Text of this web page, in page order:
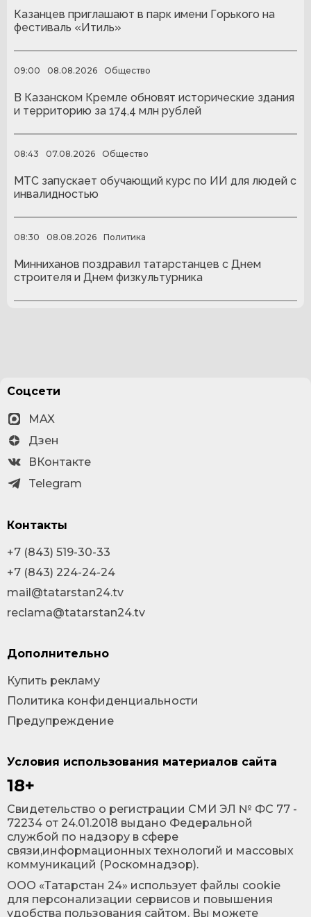
Казанцев приглашают в парк имени Горького на
фестиваль «Итиль»
09:00 08.08.2026 Общество
В Казанском Кремле обновят исторические здания
и территорию за 174,4 млн рублей
08:43 07.08.2026 Общество
МТС запускает обучающий курс по ИИ для людей с
инвалидностью
08:30 08.08.2026 Политика
Минниханов поздравил татарстанцев с Днем
строителя и Днем физкультурника
Условия использования материалов сайта
18+
Cвидетельство о регистрации СМИ ЭЛ № ФС 77 -
72234 от 24.01.2018 выдано Федеральной
службой по надзору в сфере
связи,информационных технологий и массовых
коммуникаций (Роскомнадзор).
ООО «Татарстан 24» использует файлы cookie
для персонализации сервисов и повышения
удобства пользования сайтом. Вы можете
Соцсети
MAX
Дзен
ВКонтакте
Telegram
Контакты
+7 (843) 519-30-33
+7 (843) 224-24-24
mail@tatarstan24.tv
reclama@tatarstan24.tv
Дополнительно
Купить рекламу
Политика конфиденциальности
Предупреждение